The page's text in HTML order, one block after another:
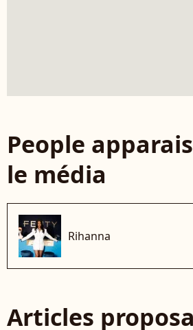
People
le média
Rihanna
Articles